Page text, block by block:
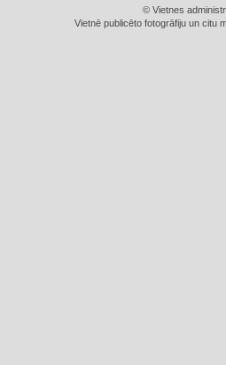
© Vietnes
Vietnē publicēto fotogrāfiju un citu